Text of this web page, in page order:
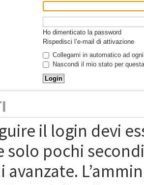
Ho dimenticato la password
Rispedisci l’e-mail di attivazione
Collegami in automatico ad
Nascondi il mio stato per
il login devi
solo pochi
avanzate.